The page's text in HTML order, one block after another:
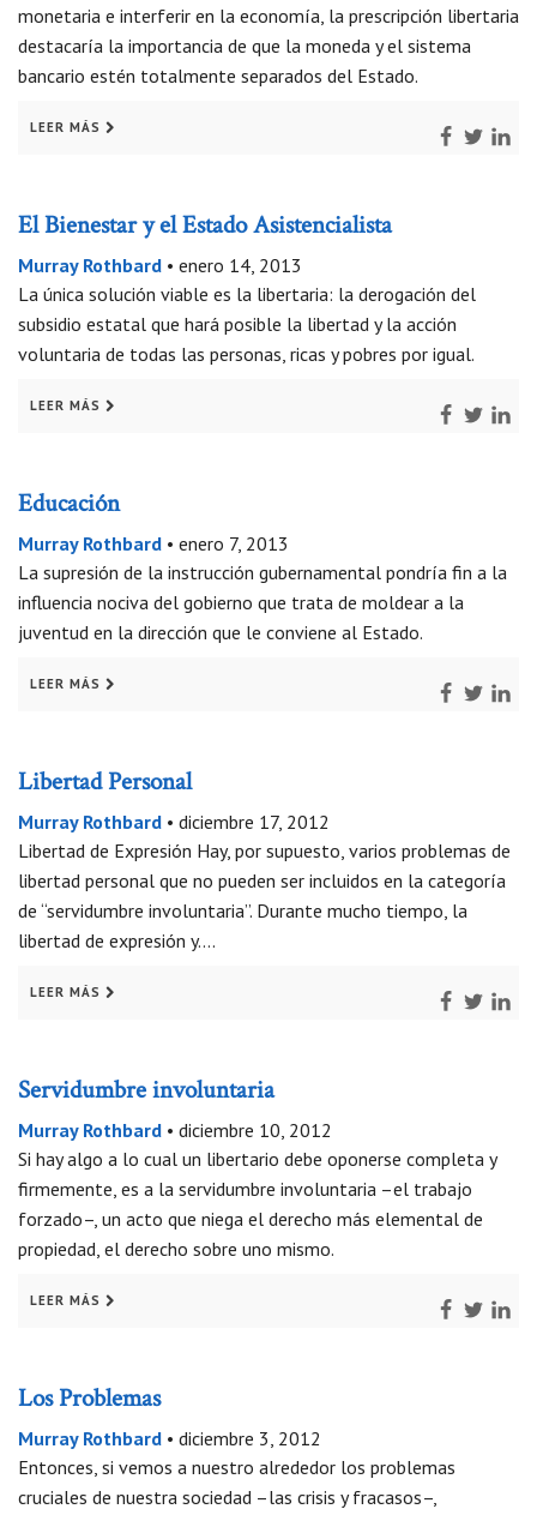
monetaria e interferir en la economía, la prescripción libertaria
destacaría la importancia de que la moneda y el sistema
bancario estén totalmente separados del Estado.
LEER MÁS
El Bienestar y el Estado Asistencialista
Murray Rothbard • enero 14, 2013
La única solución viable es la libertaria: la derogación del
subsidio estatal que hará posible la libertad y la acción
voluntaria de todas las personas, ricas y pobres por igual.
LEER MÁS
Educación
Murray Rothbard • enero 7, 2013
La supresión de la instrucción gubernamental pondría fin a la
influencia nociva del gobierno que trata de moldear a la
juventud en la dirección que le conviene al Estado.
LEER MÁS
Libertad Personal
Murray Rothbard • diciembre 17, 2012
Libertad de Expresión Hay, por supuesto, varios problemas de
libertad personal que no pueden ser incluidos en la categoría
de “servidumbre involuntaria”. Durante mucho tiempo, la
libertad de expresión y….
LEER MÁS
Servidumbre involuntaria
Murray Rothbard • diciembre 10, 2012
Si hay algo a lo cual un libertario debe oponerse completa y
firmemente, es a la servidumbre involuntaria –el trabajo
forzado–, un acto que niega el derecho más elemental de
propiedad, el derecho sobre uno mismo.
LEER MÁS
Los Problemas
Murray Rothbard • diciembre 3, 2012
Entonces, si vemos a nuestro alrededor los problemas
cruciales de nuestra sociedad –las crisis y fracasos–,